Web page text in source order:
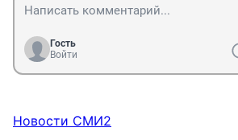
Гость
Войти
Новости СМИ2